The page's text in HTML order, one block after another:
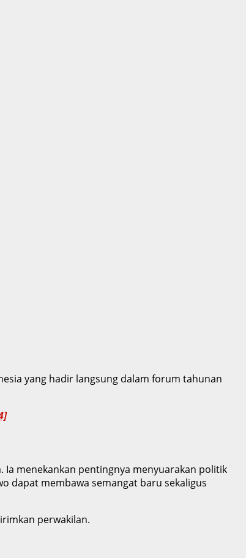
yang hadir langsung dalam forum tahunan
menekankan pentingnya menyuarakan politik
dapat membawa semangat baru sekaligus
perwakilan.